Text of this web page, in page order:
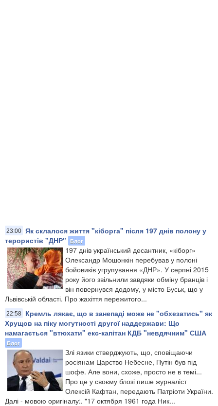
23:00 Як склалося життя "кіборга" після 197 днів полону у
терористів "ДНР"
Блог
197 днів український десантник, «кіборг»
Олександр Мошонкін перебував у полоні
бойовиків угрупування «ДНР». У серпні 2015
року його звільнили завдяки обміну бранців і
він повернувся додому, у місто Буськ, що у
Львівській області. Про жахіття пережитого...
22:58
Кремль лякає, що в занепаді може не "обхезатись" як
Хрущов на піку могутності другої наддержави: Що
намагається "втюхати" екс-капітан КДБ "невдячним" США
Блог
Злі язики стверджують, що, сповіщаючи
росіянам Царство Небесне, Путін був під
шофе. Але вони, схоже, просто не в темі...
Про це у своєму блозі пише журналіст
Олексій Кафтан, передають Патріоти України.
Далі - мовою оригіналу:. "17 октября 1961 года Ник...